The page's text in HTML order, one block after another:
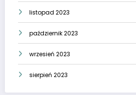
listopad 2023
październik 2023
wrzesień 2023
sierpień 2023